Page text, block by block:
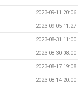
2023-09-11 20:06
2023-09-05 11:27
2023-08-31 11:00
2023-08-30 08:00
2023-08-17 19:08
2023-08-14 20:00